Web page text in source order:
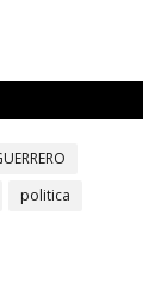
politica